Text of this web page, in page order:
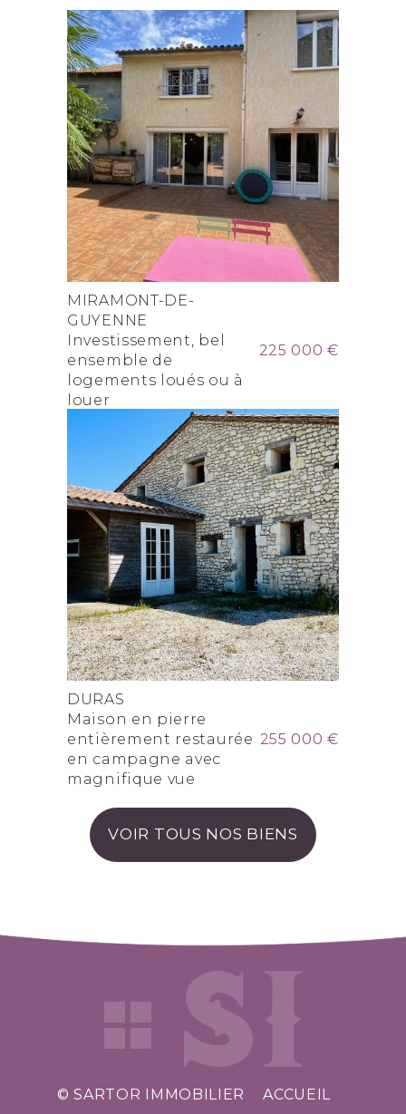
MIRAMONT-DE-
GUYENNE
Investissement, bel
ensemble de
logements loués ou à
louer
225 000 €
DURAS
Maison en pierre
entièrement restaurée
en campagne avec
magnifique vue
255 000 €
VOIR TOUS NOS BIENS
© SARTOR IMMOBILIER ACCUEIL